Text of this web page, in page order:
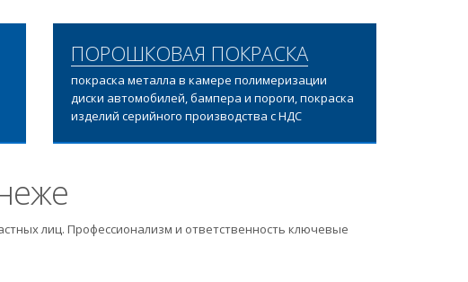
ПОРОШКОВАЯ ПОКРАСКА
покраска металла в камере полимеризации
диски автомобилей, бампера и пороги, покраска
изделий серийного производства с НДС
лиц. Профессионализм и ответственность ключевые